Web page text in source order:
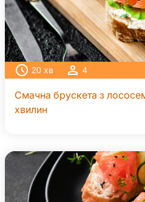
20 хв 4
Смачна брускета з
хвилин